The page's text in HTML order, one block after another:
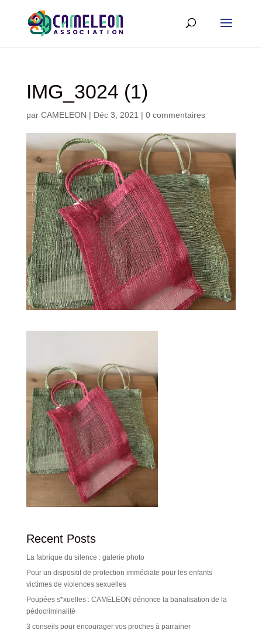
IMG_3024 (1)
par CAMELEON | Déc 3, 2021 | 0 commentaires
Recent Posts
La fabrique du silence : galerie photo
Pour un dispositif de protection immédiate pour les enfants
victimes de violences sexuelles
Poupées s*xuelles : CAMELEON dénonce la banalisation de la
pédocriminalité
3 conseils pour encourager vos proches à parrainer